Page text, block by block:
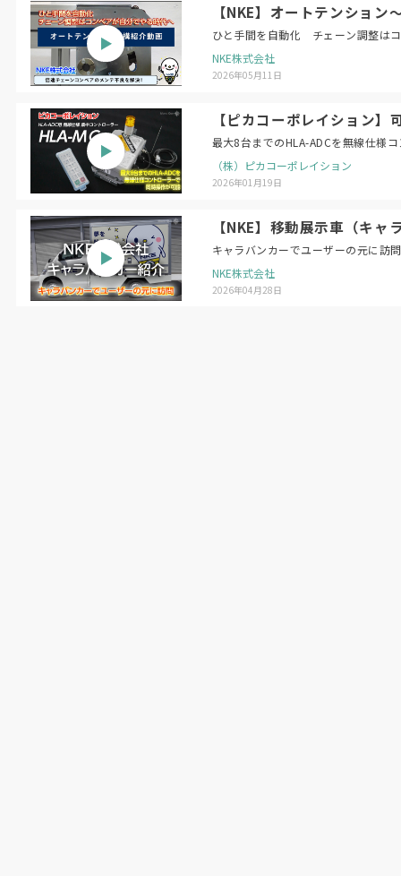
【NKE】オートテンショ
ひと手間を自動化 チェーン調整は
NKE株式会社
2026年05月11日
【ピカコーポレイション
最大8台までのHLA-ADCを無線仕様
（株）ピカコーポレイション
2026年01月19日
【NKE】移動展示車（キ
キャラバンカーでユーザーの元に訪問
NKE株式会社
2026年04月28日